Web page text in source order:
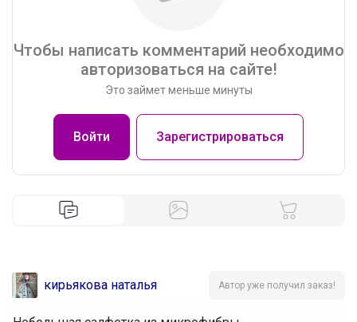
Чтобы написать комментарий необходимо
авторизоваться на сайте!
Это займет меньше минуты
Войти Зарегистрироваться
кирьякова наталья Автор уже получил заказ!